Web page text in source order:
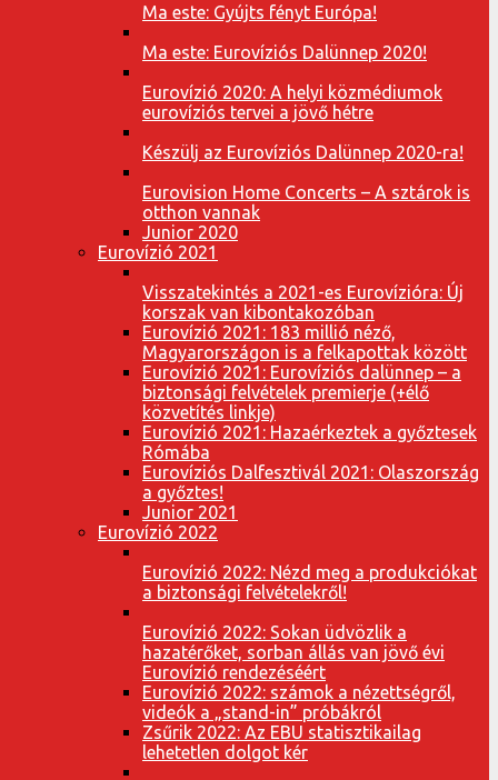
Ma este: Gyújts fényt Európa!
Ma este: Eurovíziós Dalünnep 2020!
Eurovízió 2020: A helyi közmédiumok
eurovíziós tervei a jövő hétre
Készülj az Eurovíziós Dalünnep 2020-ra!
Eurovision Home Concerts – A sztárok is
otthon vannak
Junior 2020
Eurovízió 2021
Visszatekintés a 2021-es Eurovízióra: Új
korszak van kibontakozóban
Eurovízió 2021: 183 millió néző,
Magyarországon is a felkapottak között
Eurovízió 2021: Eurovíziós dalünnep – a
biztonsági felvételek premierje (+élő
közvetítés linkje)
Eurovízió 2021: Hazaérkeztek a győztesek
Rómába
Eurovíziós Dalfesztivál 2021: Olaszország
a győztes!
Junior 2021
Eurovízió 2022
Eurovízió 2022: Nézd meg a produkciókat
a biztonsági felvételekről!
Eurovízió 2022: Sokan üdvözlik a
hazatérőket, sorban állás van jövő évi
Eurovízió rendezéséért
Eurovízió 2022: számok a nézettségről,
videók a „stand-in” próbákról
Zsűrik 2022: Az EBU statisztikailag
lehetetlen dolgot kér